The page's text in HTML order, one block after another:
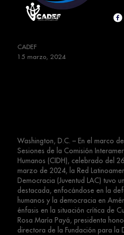
CADEF
15 marzo, 2024
Washington, D.C. – En el marco
Sesiones de la Comisión
Humanos (CIDH), celebrado del
marzo de 2024, la Red
Democracia (Juventud LAC) tuvo
destacada, enfocándose en la
humanos y la democracia en
énfasis en la situación crítica de
Rosa María Payá, presidenta
directora de la Fundación para la